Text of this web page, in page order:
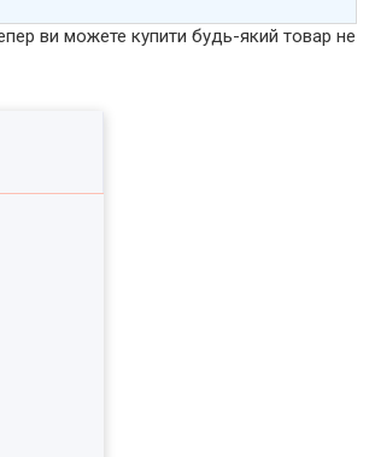
ви можете купити будь-який товар не